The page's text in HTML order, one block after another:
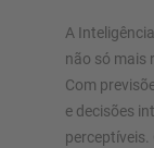
A
não só mais
Com
e decisões